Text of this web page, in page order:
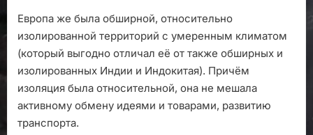
Европа же была обширной, относительно
изолированной территорий с умеренным климатом
(который выгодно отличал её от также обширных и
изолированных Индии и Индокитая). Причём
изоляция была относительной, она не мешала
активному обмену идеями и товарами, развитию
транспорта.